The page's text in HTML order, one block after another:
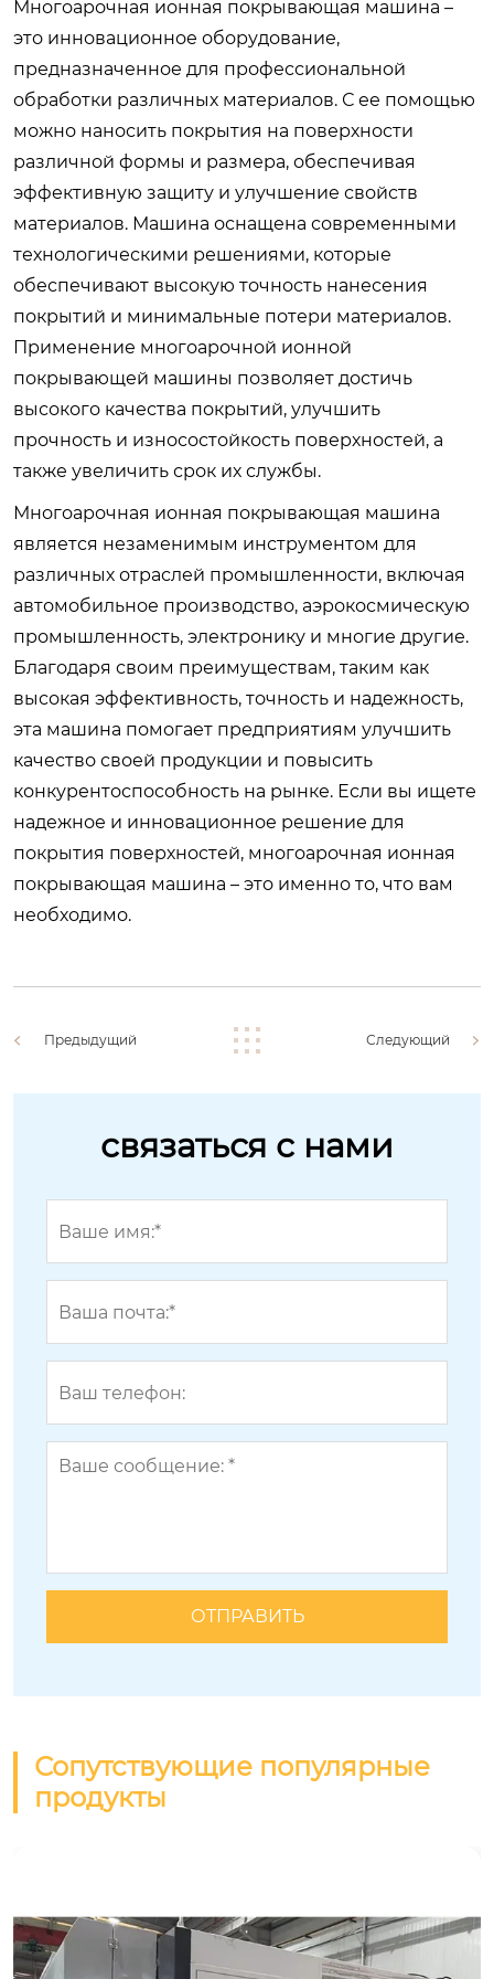
Многоарочная ионная покрывающая машина –
это инновационное оборудование,
предназначенное для профессиональной
обработки различных материалов. С ее помощью
можно наносить покрытия на поверхности
различной формы и размера, обеспечивая
эффективную защиту и улучшение свойств
материалов. Машина оснащена современными
технологическими решениями, которые
обеспечивают высокую точность нанесения
покрытий и минимальные потери материалов.
Применение многоарочной ионной
покрывающей машины позволяет достичь
высокого качества покрытий, улучшить
прочность и износостойкость поверхностей, а
также увеличить срок их службы.
Многоарочная ионная покрывающая машина
является незаменимым инструментом для
различных отраслей промышленности, включая
автомобильное производство, аэрокосмическую
промышленность, электронику и многие другие.
Благодаря своим преимуществам, таким как
высокая эффективность, точность и надежность,
эта машина помогает предприятиям улучшить
качество своей продукции и повысить
конкурентоспособность на рынке. Если вы ищете
надежное и инновационное решение для
покрытия поверхностей, многоарочная ионная
покрывающая машина – это именно то, что вам
необходимо.
Предыдущий Следующий
связаться с нами
Сопутствующие популярные
продукты